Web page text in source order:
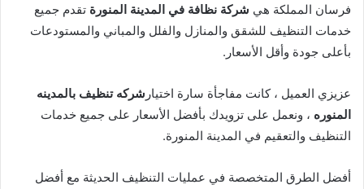
فرسان المملكة هي شركة نظافة في المدينة المنورة تقدم جميع
خدمات التنظيف للشقق والمنازل والفلل والمباني والمستودعات
بأعلى جودة وأقل الأسعار.
عزيزي العميل ، كانت مفاجأة سارة اختيار شركه تنظيف بالمدينه
المنوره ، ونعمل على تزويدك بأفضل الأسعار على جميع خدمات
التنظيف والتعقيم في المدينة المنورة.
أفضل الطرق المتخصصة في عمليات التنظيف الحديثة مع أفضل